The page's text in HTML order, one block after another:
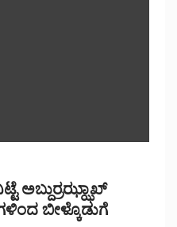
ಅಬ್ದುರ್ರಝ್ಝಾಖ್
ಬೀಳ್ಕೊಡುಗೆ